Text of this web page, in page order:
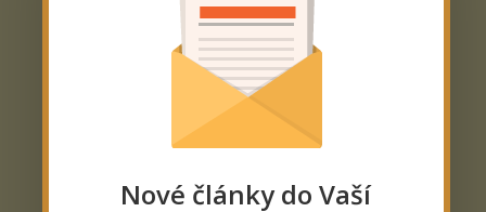
Nové články do Vaší